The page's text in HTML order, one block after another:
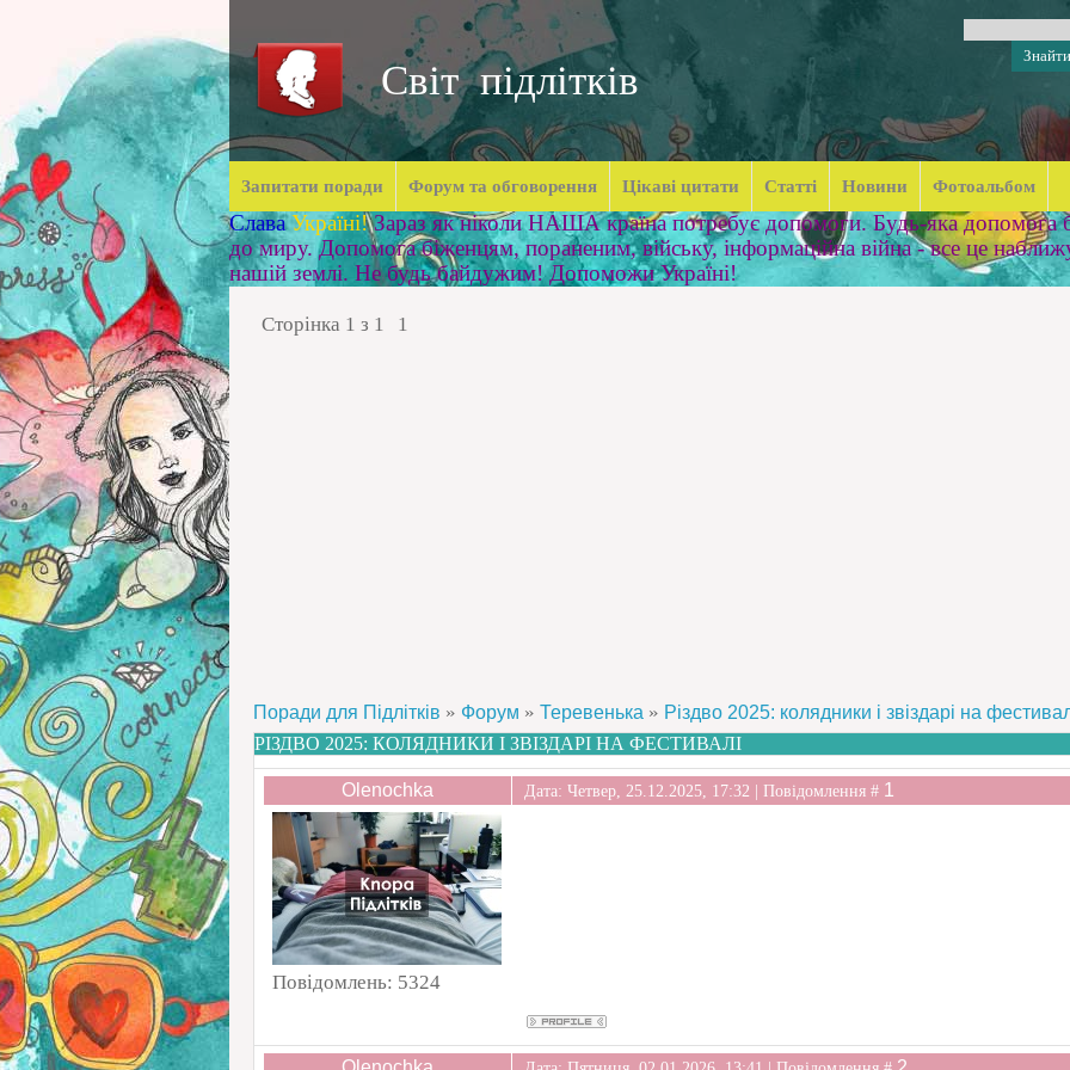
Світ підлітків
Запитати поради Форум та обговорення Цікаві цитати Статті Новини Фотоальбом
Слава Україні! Зараз як ніколи НАША країна потребує допомоги. Будь-яка допомога
до миру. Допомога біженцям, пораненим, війську, інформаційна війна - все це
нашій землі. Не будь байдужим! Допоможи Україні!
Сторінка 1 з 1 1
Поради для Підлітків » Форум » Теревенька » Різдво 2025: колядники і звіздарі на
РІЗДВО 2025: КОЛЯДНИКИ І ЗВІЗДАРІ НА ФЕСТИВАЛІ
Olenochka Дата: Четвер, 25.12.2025, 17:32 | Повідомлення # 1
Повідомлень: 5324